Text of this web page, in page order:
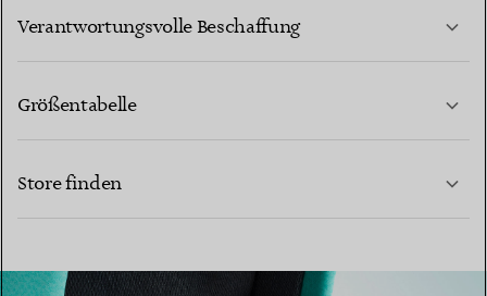
Verantwortungsvolle Beschaffung
MEHR ERFAHREN
Größentabelle
Store finden